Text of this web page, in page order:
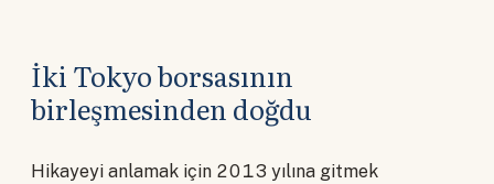
İki Tokyo borsasının
birleşmesinden doğdu
Hikayeyi anlamak için 2013 yılına gitmek